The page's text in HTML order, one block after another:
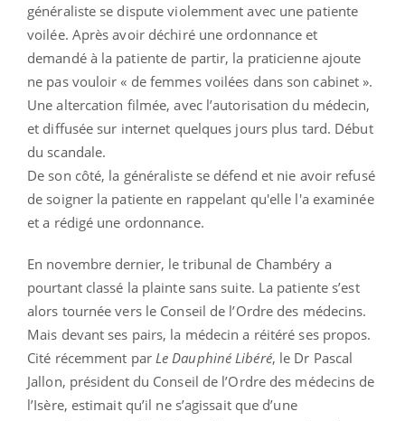
généraliste se dispute violemment avec une patiente
voilée. Après avoir déchiré une ordonnance et
demandé à la patiente de partir, la praticienne ajoute
ne pas vouloir « de femmes voilées dans son cabinet ».
Une altercation filmée, avec l’autorisation du médecin,
et diffusée sur internet quelques jours plus tard. Début
du scandale.
De son côté, la généraliste se défend et nie avoir refusé
de soigner la patiente en rappelant qu'elle l'a examinée
et a rédigé une ordonnance.
En novembre dernier, le tribunal de Chambéry a
pourtant classé la plainte sans suite. La patiente s’est
alors tournée vers le Conseil de l’Ordre des médecins.
Mais devant ses pairs, la médecin a réitéré ses propos.
Cité récemment par Le Dauphiné Libéré, le Dr Pascal
Jallon, président du Conseil de l’Ordre des médecins de
l’Isère, estimait qu’il ne s’agissait que d’une